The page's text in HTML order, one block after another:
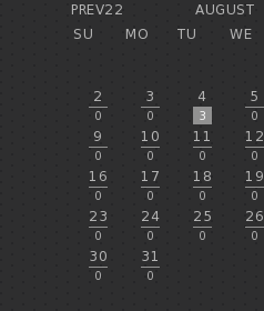
PREV22 AUGUST
SU
MO TU WE
2
0
3
0
4
3
5
0
9
0
10
0
11
0
12
0
16
0
17
0
18
0
19
0
23
0
24
0
25
0
26
0
30
0
31
0